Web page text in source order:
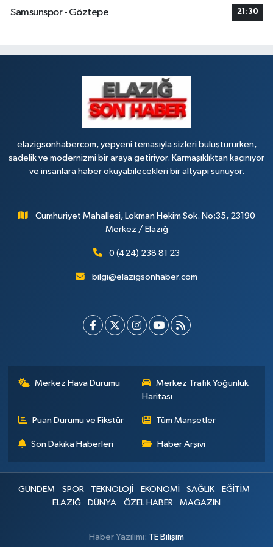
Samsunspor - Göztepe
21:30
elazigsonhabercom, yepyeni temasıyla sizleri buluştururken,
sadelik ve modernizmi bir araya getiriyor. Karmaşıklıktan kaçınıyor
ve insanlara haber okuyabilecekleri bir altyapı sunuyor.
Cumhuriyet Mahallesi, Lokman Hekim Sok. No:35, 23190
Merkez / Elazığ
0 (424) 238 81 23
bilgi@elazigsonhaber.com
Merkez Hava Durumu
Merkez Trafik Yoğunluk
Haritası
Puan Durumu ve Fikstür Tüm Manşetler
Son Dakika Haberleri Haber Arşivi
GÜNDEM SPOR TEKNOLOJİ EKONOMİ SAĞLIK
EĞİTİM
ELAZIĞ
DÜNYA ÖZEL HABER MAGAZİN
Haber Yazılımı: TE Bilişim